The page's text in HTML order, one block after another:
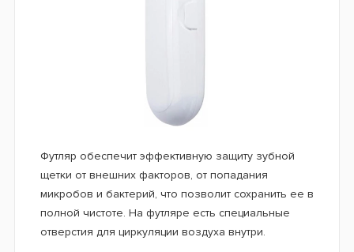
Футляр обеспечит эффективную защиту зубной
щетки от внешних факторов, от попадания
микробов и бактерий, что позволит сохранить ее в
полной чистоте. На футляре есть специальные
отверстия для циркуляции воздуха внутри.